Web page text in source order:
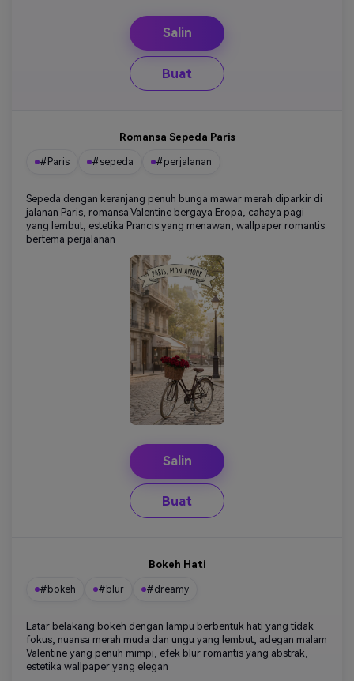
Salin
Buat
Romansa Sepeda Paris
#Paris #sepeda #perjalanan
Sepeda dengan keranjang penuh bunga mawar merah diparkir di
jalanan Paris, romansa Valentine bergaya Eropa, cahaya pagi
yang lembut, estetika Prancis yang menawan, wallpaper romantis
bertema perjalanan
Salin
Buat
Bokeh Hati
#bokeh #blur #dreamy
Latar belakang bokeh dengan lampu berbentuk hati yang tidak
fokus, nuansa merah muda dan ungu yang lembut, adegan malam
Valentine yang penuh mimpi, efek blur romantis yang abstrak,
estetika wallpaper yang elegan